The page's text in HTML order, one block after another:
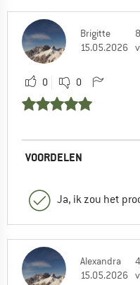
Brigitte
15.05.2026
0 0
VOORDELEN
Ja, ik zou het
Alexandra
15.05.2026